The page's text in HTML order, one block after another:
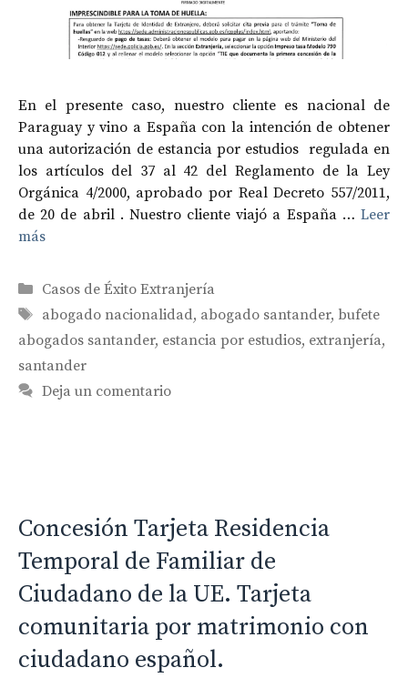
En el presente caso, nuestro cliente es nacional de
Paraguay y vino a España con la intención de obtener
una autorización de estancia por estudios regulada en
los artículos del 37 al 42 del Reglamento de la Ley
Orgánica 4/2000, aprobado por Real Decreto 557/2011,
de 20 de abril . Nuestro cliente viajó a España … Leer
más
Categorías
Casos de Éxito Extranjería
Etiquetas
abogado nacionalidad, abogado santander, bufete
abogados santander, estancia por estudios, extranjería,
santander
Deja un comentario
Concesión Tarjeta Residencia
Temporal de Familiar de
Ciudadano de la UE. Tarjeta
comunitaria por matrimonio con
ciudadano español.